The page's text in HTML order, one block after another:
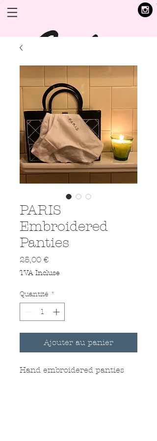
PARIS
Embroidered
Panties
25,00 €Prix
TVA Incluse
Quantité *
Ajouter au panier
Hand embroidered panties